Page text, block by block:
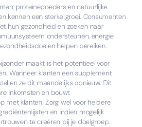
proteïnepoeders en natuurlijke
kennen een sterke groei. Consumenten
hun gezondheid en zoeken naar
ondersteunen, energie
helpen bereiken.
maakt is het potentieel voor
Wanneer klanten een supplement
ze dit maandelijks opnieuw. Dit
inkomsten en bouwt
met klanten. Zorg wel voor heldere
en indien mogelijk
te creëren bij je doelgroep.